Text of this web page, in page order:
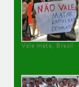
Vale mata, Brasil